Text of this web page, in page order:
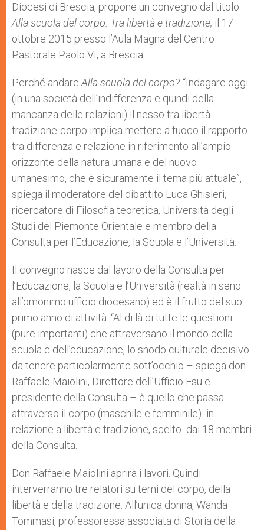
Diocesi di Brescia, propone un convegno dal titolo
Alla scuola del corpo. Tra libertà e tradizione, il 17
ottobre 2015 presso l’Aula Magna del Centro
Pastorale Paolo VI, a Brescia.
Perché andare Alla scuola del corpo? “Indagare oggi
(in una società dell’indifferenza e quindi della
mancanza delle relazioni) il nesso tra libertà-
tradizione-corpo implica mettere a fuoco il rapporto
tra differenza e relazione in riferimento all’ampio
orizzonte della natura umana e del nuovo
umanesimo, che è sicuramente il tema più attuale”,
spiega il moderatore del dibattito Luca Ghisleri,
ricercatore di Filosofia teoretica, Università degli
Studi del Piemonte Orientale e membro della
Consulta per l’Educazione, la Scuola e l’Università.
Il convegno nasce dal lavoro della Consulta per
l’Educazione, la Scuola e l’Università (realtà in seno
all’omonimo ufficio diocesano) ed è il frutto del suo
primo anno di attività. “Al di là di tutte le questioni
(pure importanti) che attraversano il mondo della
scuola e dell’educazione, lo snodo culturale decisivo
da tenere particolarmente sott’occhio – spiega don
Raffaele Maiolini, Direttore dell’Ufficio Esu e
presidente della Consulta – è quello che passa
attraverso il corpo (maschile e femminile) in
relazione a libertà e tradizione, scelto dai 18 membri
della Consulta.
Don Raffaele Maiolini aprirà i lavori. Quindi
interverranno tre relatori su temi del corpo, della
libertà e della tradizione. All’unica donna, Wanda
Tommasi, professoressa associata di Storia della